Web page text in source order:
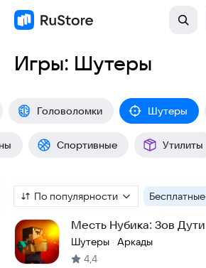
Игры: Шутеры
Головоломки Шутеры
Спортивные Утилиты
По популярности Бесплатные
Месть Нубика: Зов Дути
Шутеры · Аркады
4,4